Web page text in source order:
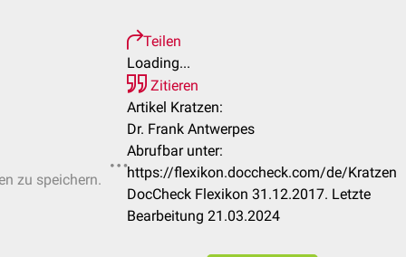
zu speichern.
Teilen
Loading...
Zitieren
Artikel Kratzen:
Dr. Frank Antwerpes
Abrufbar unter:
https://flexikon.doccheck.com/de/Kratzen
DocCheck Flexikon 31.12.2017. Letzte
Bearbeitung 21.03.2024